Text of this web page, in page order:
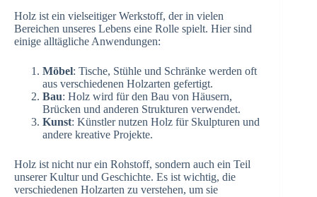
Holz ist ein vielseitiger Werkstoff, der in vielen
Bereichen unseres Lebens eine Rolle spielt. Hier sind
einige alltägliche Anwendungen:
Möbel: Tische, Stühle und Schränke werden oft
aus verschiedenen Holzarten gefertigt.
Bau: Holz wird für den Bau von Häusern,
Brücken und anderen Strukturen verwendet.
Kunst: Künstler nutzen Holz für Skulpturen und
andere kreative Projekte.
Holz ist nicht nur ein Rohstoff, sondern auch ein Teil
unserer Kultur und Geschichte. Es ist wichtig, die
verschiedenen Holzarten zu verstehen, um sie